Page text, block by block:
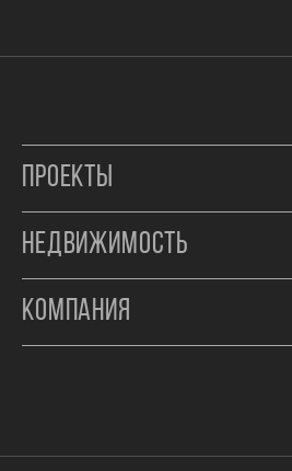
ПРОЕКТЫ
НЕДВИЖИМОСТЬ
КОМПАНИЯ